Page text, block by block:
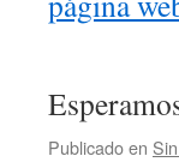
Publicado en